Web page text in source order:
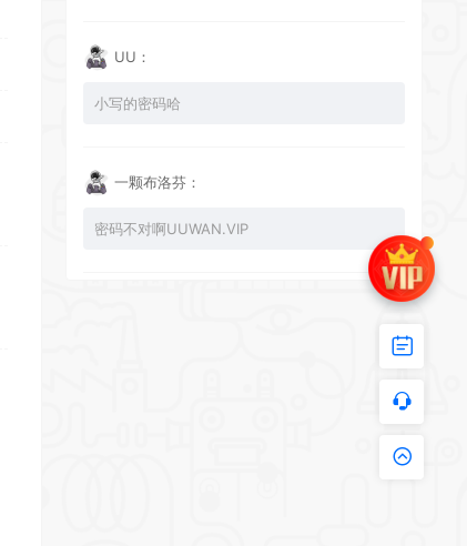
UU：
小写的密码哈
一颗布洛芬：
密码不对啊UUWAN.VIP